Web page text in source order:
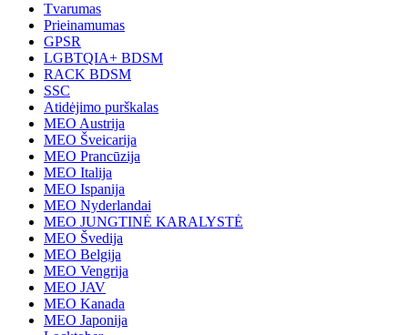
Tvarumas
Prieinamumas
GPSR
LGBTQIA+ BDSM
RACK BDSM
SSC
Atidėjimo purškalas
MEO Austrija
MEO Šveicarija
MEO Prancūzija
MEO Italija
MEO Ispanija
MEO Nyderlandai
MEO JUNGTINĖ KARALYSTĖ
MEO Švedija
MEO Belgija
MEO Vengrija
MEO JAV
MEO Kanada
MEO Japonija